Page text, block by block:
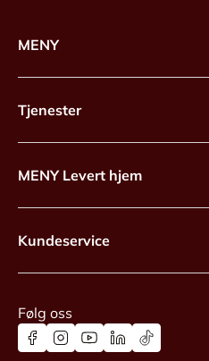
MENY
Tjenester
MENY Levert hjem
Kundeservice
Følg oss